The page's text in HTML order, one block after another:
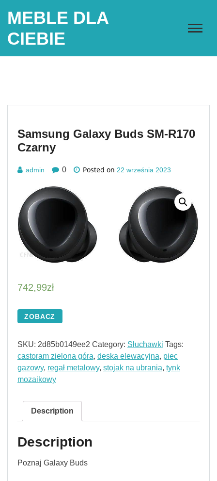
MEBLE DLA
CIEBIE
Samsung Galaxy Buds SM-R170
Czarny
admin 0 Posted on 22 września 2023
742,99zł
ZOBACZ
SKU: 2d85b0149ee2 Category: Słuchawki Tags:
castoram zielona góra, deska elewacyjna, piec
gazowy, regał metalowy, stojak na ubrania, tynk
mozaikowy
Description
Description
Poznaj Galaxy Buds